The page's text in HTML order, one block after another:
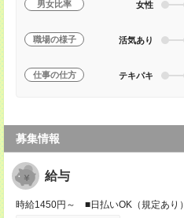
男女比率 女性
職場の様子 活気あり
仕事の仕方 テキパキ
募集情報
給与
時給1450円～ ■日払いOK（規定あり）